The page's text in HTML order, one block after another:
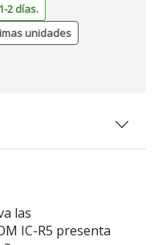
2 días.
unidades
las
IC-R5 presenta